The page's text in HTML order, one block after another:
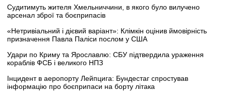
Судитимуть жителя Хмельниччини, в якого було вилучено
арсенал зброї та боєприпасів
«Нетривіальний і дієвий варіант»: Клімкін оцінив ймовірність
призначення Павла Паліси послом у США
Удари по Криму та Ярославлю: СБУ підтвердила ураження
кораблів ФСБ і великого НПЗ
Інцидент в аеропорту Лейпцига: Бундестаг спростував
інформацію про боєприпаси на борту літака